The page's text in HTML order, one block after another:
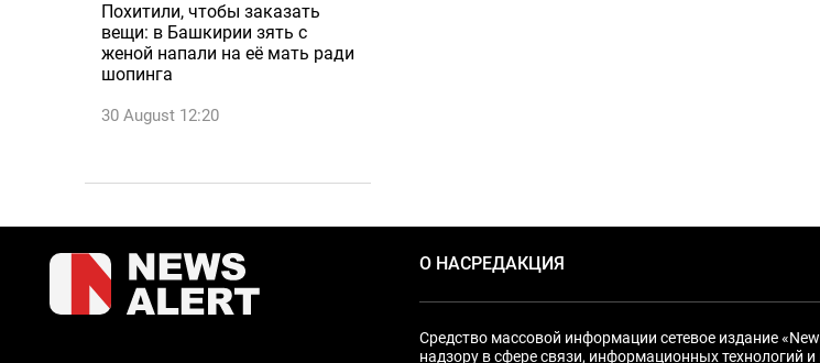
Похитили, чтобы заказать
вещи: в Башкирии зять с
женой напали на её мать ради
шопинга
30 August 12:20
О НАСРЕДАКЦИЯ
Средство массовой информации сетевое издание
надзору в сфере связи, информационных